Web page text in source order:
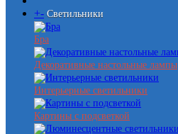
+- Светильники
Бра
Декоративные настольные лампы
Интерьерные светильники
Картины с подсветкой